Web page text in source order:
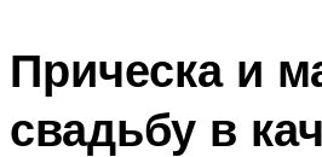
Прическа и
свадьбу в